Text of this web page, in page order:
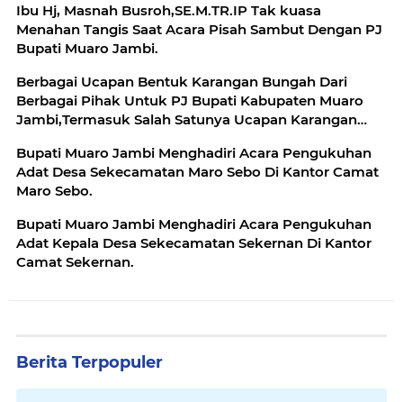
Ibu Hj, Masnah Busroh,SE.M.TR.IP Tak kuasa
Menahan Tangis Saat Acara Pisah Sambut Dengan PJ
Bupati Muaro Jambi.
Berbagai Ucapan Bentuk Karangan Bungah Dari
Berbagai Pihak Untuk PJ Bupati Kabupaten Muaro
Jambi,Termasuk Salah Satunya Ucapan Karangan
Mulia.
Bupati Muaro Jambi Menghadiri Acara Pengukuhan
Adat Desa Sekecamatan Maro Sebo Di Kantor Camat
Maro Sebo.
Bupati Muaro Jambi Menghadiri Acara Pengukuhan
Adat Kepala Desa Sekecamatan Sekernan Di Kantor
Camat Sekernan.
Berita Terpopuler